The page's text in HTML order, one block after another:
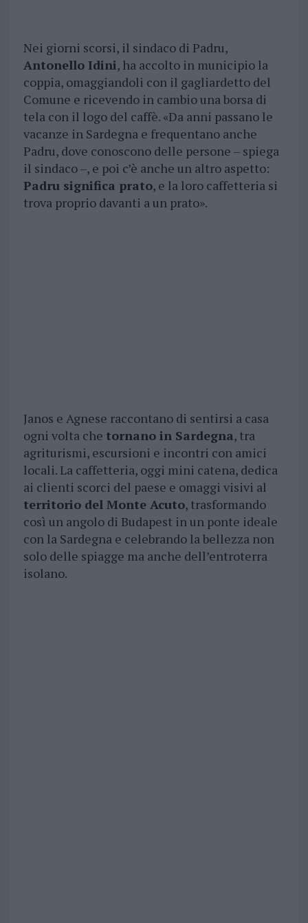
Nei giorni scorsi, il sindaco di Padru,
Antonello Idini, ha accolto in municipio la
coppia, omaggiandoli con il gagliardetto del
Comune e ricevendo in cambio una borsa di
tela con il logo del caffè. «Da anni passano le
vacanze in Sardegna e frequentano anche
Padru, dove conoscono delle persone – spiega
il sindaco –, e poi c’è anche un altro aspetto:
Padru significa prato, e la loro caffetteria si
trova proprio davanti a un prato».
Janos e Agnese raccontano di sentirsi a casa
ogni volta che tornano in Sardegna, tra
agriturismi, escursioni e incontri con amici
locali. La caffetteria, oggi mini catena, dedica
ai clienti scorci del paese e omaggi visivi al
territorio del Monte Acuto, trasformando
così un angolo di Budapest in un ponte ideale
con la Sardegna e celebrando la bellezza non
solo delle spiagge ma anche dell’entroterra
isolano.